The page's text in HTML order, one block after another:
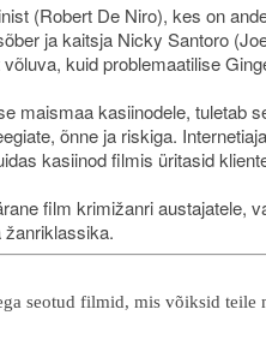
(Robert De Niro), kes on
ja kaitsja Nicky Santoro
kuid problemaatilise
maismaa kasiinodele, tuletab
õnne ja riskiga.
kasiinod filmis üritasid
film krimižanri austajatele,
žanriklassika.
seotud filmid, mis võiksid teile